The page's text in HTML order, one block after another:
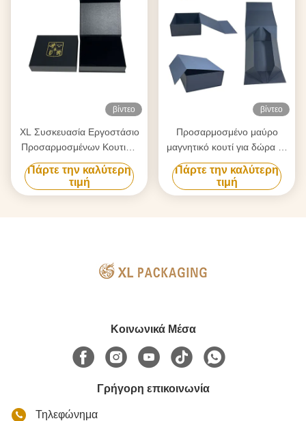
βίντεο
XL Συσκευασία Εργοστάσιο
Προσαρμοσμένων Κουτιών
Πολυτελές Προσαρμοσμένο
Κουτί Δώρου από Χαρτόνι με
Μαγνητικό Κλείσιμο Κουτί
Πάρτε την καλύτερη
τιμή
βίντεο
Προσαρμοσμένο μαύρο
μαγνητικό κουτί για δώρα με
χρυσό φύλλο για φροντίδα
του δέρματος και κρασιού
Πάρτε την καλύτερη
τιμή
Κοινωνικά Μέσα
Γρήγορη επικοινωνία
Τηλεφώνημα